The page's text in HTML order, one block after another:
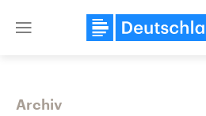
Close
Archiv